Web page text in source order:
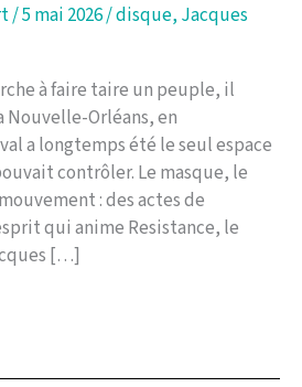
/5 mai 2026/disque, Jacques
à faire taire un peuple, il
Nouvelle-Orléans, en
a longtemps été le seul espace
contrôler. Le masque, le
: des actes de
qui anime Resistance, le
[…]